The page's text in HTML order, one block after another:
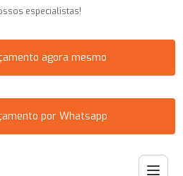
especialistas!
agora mesmo
por Whatsapp